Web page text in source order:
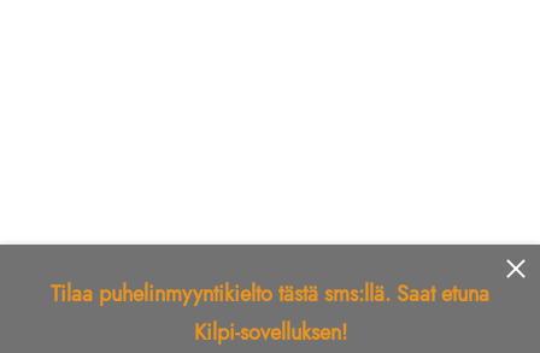
Tilaa puhelinmyyntikielto tästä sms:llä. Saat etuna
Kilpi-sovelluksen!